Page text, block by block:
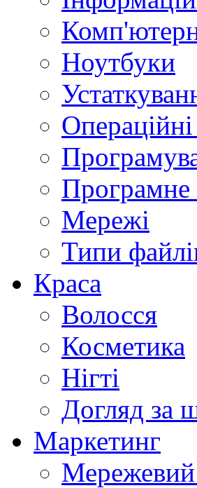
Ноутбуки
Програмне
Мережі
Типи
Краса
Волосся
Косметика
Нігті
Догляд за
Маркетинг